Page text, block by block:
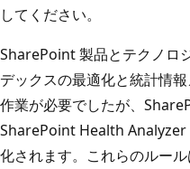
してください。
SharePoint 製品とテクノロ
デックスの最適化と統計情
作業が必要でしたが、
SharePoint Health Analyzer
化されます。これらのルー